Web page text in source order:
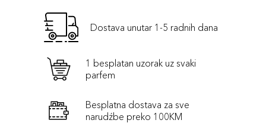
Dostava unutar 1-5 radnih dana
1 besplatan uzorak uz svaki
parfem
Besplatna dostava za sve
narudźbe preko 100KM